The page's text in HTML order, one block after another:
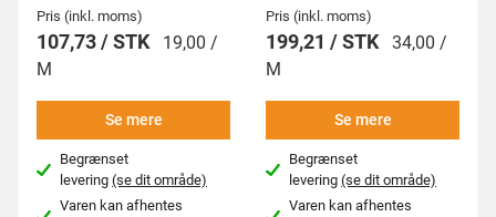
Pris (inkl. moms)
107,73 / STK
19,00 /
M
Se mere
Begrænset
levering(se dit område)
Varen kan afhentes
Pris (inkl. moms)
199,21 / STK 34,00 /
M
Se mere
Begrænset
levering(se dit område)
Varen kan afhentes